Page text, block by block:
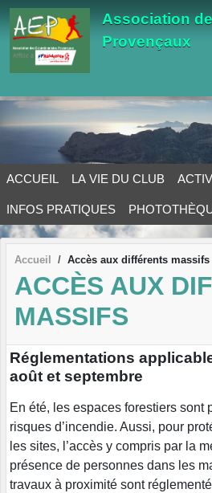
Association
Provençaux
ACCUEIL LA VIE DU CLUB
INFOS PRATIQUES
Accueil Accès aux différents massifs
ACCÈS AUX
MASSIFS
Réglementations
août et septembre
En été, les espaces forestiers sont
risques d’incendie. Aussi, pour
les sites, l’accès y compris par la
présence de personnes dans les
travaux à proximité sont
Panneau de gestion des cookies